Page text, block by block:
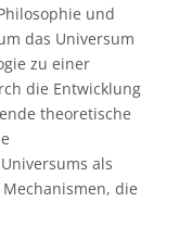
und
das Universum
zu einer
die Entwicklung
theoretische
als
die